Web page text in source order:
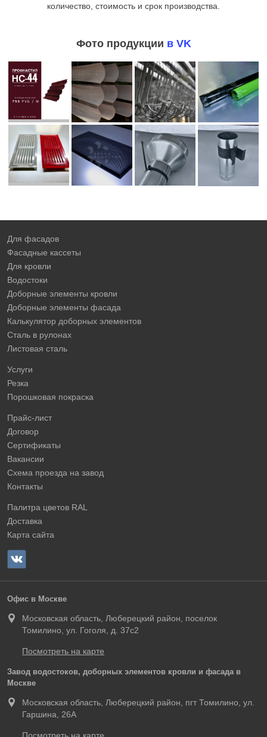
количество, стоимость и срок производства.
Фото продукции в VK
Для фасадов
Фасадные кассеты
Для кровли
Водостоки
Доборные элементы кровли
Доборные элементы фасада
Калькулятор доборных элементов
Сталь в рулонах
Листовая сталь
Услуги
Резка
Порошковая покраска
Прайс-лист
Договор
Сертификаты
Вакансии
Схема проезда на завод
Контакты
Палитра цветов RAL
Доставка
Карта сайта
Офис в Москве
Московская область, Люберецкий район, поселок
Томилино, ул. Гоголя, д. 37с2
Посмотреть на карте
Завод водостоков, доборных элементов кровли и фасада в
Москве
Московская область, Люберецкий район, пгт Томилино, ул.
Гаршина, 26А
Посмотреть на карте